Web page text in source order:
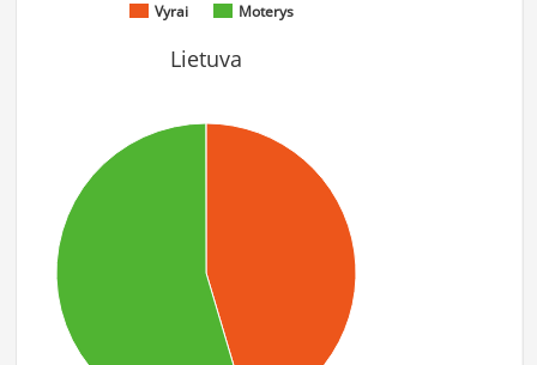
Vyrai Moterys
Lietuva